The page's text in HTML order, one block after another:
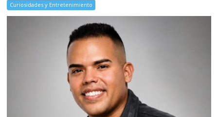
Curiosidades y Entretenimiento